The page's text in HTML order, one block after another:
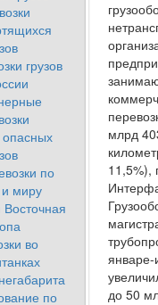
грузов
опасных
по
миру
во
по
млрд
11,5%),
до 50